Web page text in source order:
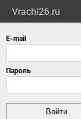
Vrachi26.ru